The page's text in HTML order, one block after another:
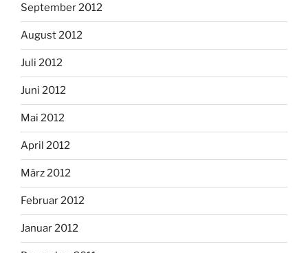
September 2012
August 2012
Juli 2012
Juni 2012
Mai 2012
April 2012
März 2012
Februar 2012
Januar 2012